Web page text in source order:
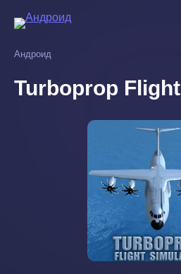
основному
Андроид
Turboprop Flight